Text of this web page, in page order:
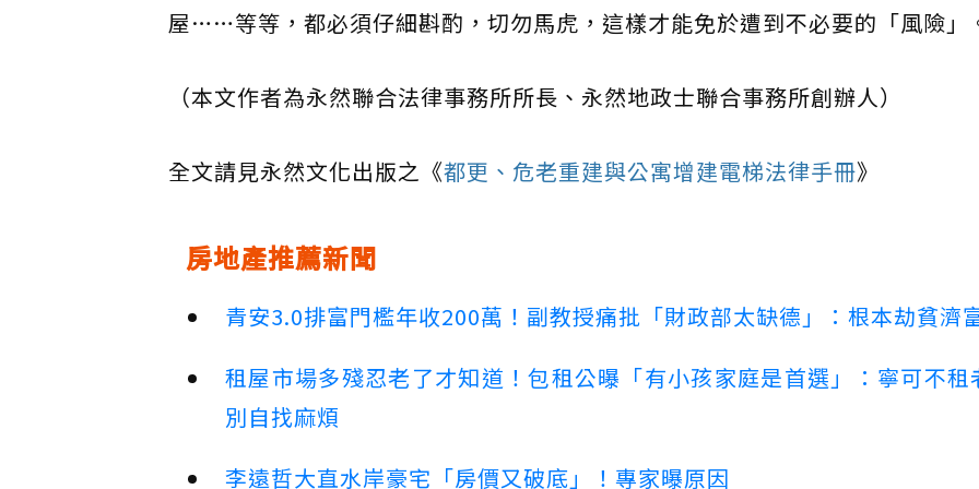
屋……等等，都必須仔細斟酌，切勿馬虎，這樣才能免於遭到不必要的「風險」
（本文作者為永然聯合法律事務所所長、永然地政士聯合事務所創辦人）
全文請見永然文化出版之《都更、危老重建與公寓增建電梯法律手冊》
房地產推薦新聞
青安3.0排富門檻年收200萬！副教授痛批「財政部太缺德」：根本劫貧濟
租屋市場多殘忍老了才知道！包租公曝「有小孩家庭是首選」：寧可不租
別自找麻煩
李遠哲大直水岸豪宅「房價又破底」！專家曝原因